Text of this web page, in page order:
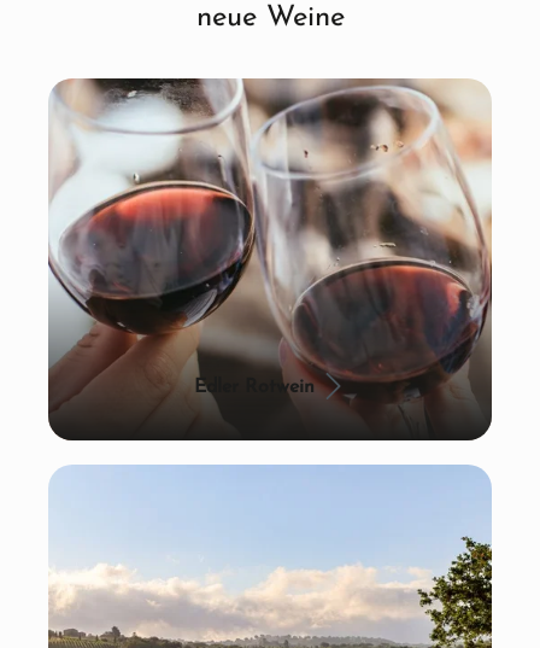
neue Weine
Edler Rotwein